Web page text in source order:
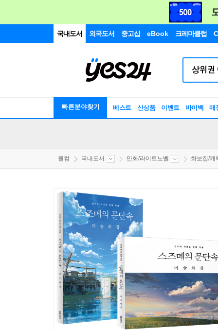
국내도서 외국도서 중고샵 eBook 크레마클럽
빠른분야찾기 베스트 신상품 이벤트 바이백 매
웰컴 국내도서 만화/라이트노벨 화보집/캐